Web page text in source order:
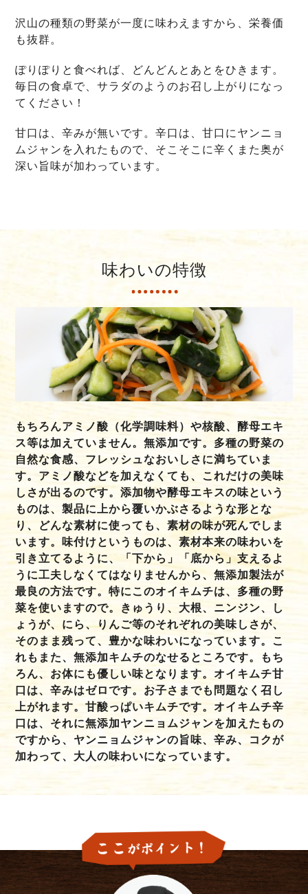
沢山の種類の野菜が一度に味わえますから、栄養価
も抜群。
ぽりぽりと食べれば、どんどんとあとをひきます。
毎日の食卓で、サラダのようのお召し上がりになっ
てください！
甘口は、辛みが無いです。辛口は、甘口にヤンニョ
ムジャンを入れたもので、そこそこに辛くまた奥が
深い旨味が加わっています。
味わいの特徴
もちろんアミノ酸（化学調味料）や核酸、酵母エキ
ス等は加えていません。無添加です。多種の野菜の
自然な食感、フレッシュなおいしさに満ちていま
す。アミノ酸などを加えなくても、これだけの美味
しさが出るのです。添加物や酵母エキスの味という
ものは、製品に上から覆いかぶさるような形とな
り、どんな素材に使っても、素材の味が死んでしま
います。味付けというものは、素材本来の味わいを
引き立てるように、「下から」「底から」支えるよ
うに工夫しなくてはなりませんから、無添加製法が
最良の方法です。特にこのオイキムチは、多種の野
菜を使いますので。きゅうり、大根、ニンジン、し
ょうが、にら、りんご等のそれぞれの美味しさが、
そのまま残って、豊かな味わいになっています。こ
れもまた、無添加キムチのなせるところです。もち
ろん、お体にも優しい味となります。オイキムチ甘
口は、辛みはゼロです。お子さまでも問題なく召し
上がれます。甘酸っぱいキムチです。オイキムチ辛
口は、それに無添加ヤンニョムジャンを加えたもの
ですから、ヤンニョムジャンの旨味、辛み、コクが
加わって、大人の味わいになっています。